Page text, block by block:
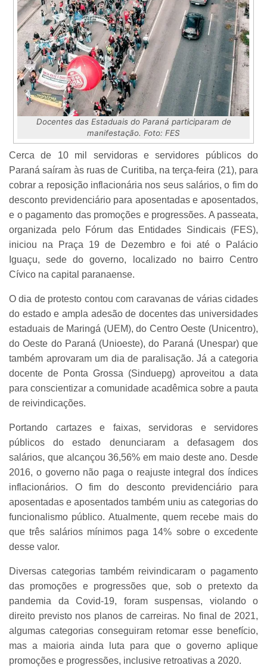
Docentes das Estaduais do Paraná participaram de
manifestação. Foto: FES
Cerca de 10 mil servidoras e servidores públicos do
Paraná saíram às ruas de Curitiba, na terça-feira (21), para
cobrar a reposição inflacionária nos seus salários, o fim do
desconto previdenciário para aposentadas e aposentados,
e o pagamento das promoções e progressões. A passeata,
organizada pelo Fórum das Entidades Sindicais (FES),
iniciou na Praça 19 de Dezembro e foi até o Palácio
Iguaçu, sede do governo, localizado no bairro Centro
Cívico na capital paranaense.
O dia de protesto contou com caravanas de várias cidades
do estado e ampla adesão de docentes das universidades
estaduais de Maringá (UEM), do Centro Oeste (Unicentro),
do Oeste do Paraná (Unioeste), do Paraná (Unespar) que
também aprovaram um dia de paralisação. Já a categoria
docente de Ponta Grossa (Sinduepg) aproveitou a data
para conscientizar a comunidade acadêmica sobre a pauta
de reivindicações.
Portando cartazes e faixas, servidoras e servidores
públicos do estado denunciaram a defasagem dos
salários, que alcançou 36,56% em maio deste ano. Desde
2016, o governo não paga o reajuste integral dos índices
inflacionários. O fim do desconto previdenciário para
aposentadas e aposentados também uniu as categorias do
funcionalismo público. Atualmente, quem recebe mais do
que três salários mínimos paga 14% sobre o excedente
desse valor.
Diversas categorias também reivindicaram o pagamento
das promoções e progressões que, sob o pretexto da
pandemia da Covid-19, foram suspensas, violando o
direito previsto nos planos de carreiras. No final de 2021,
algumas categorias conseguiram retomar esse benefício,
mas a maioria ainda luta para que o governo aplique
promoções e progressões, inclusive retroativas a 2020.